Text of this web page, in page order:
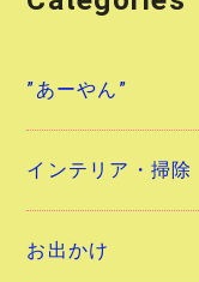
”あーやん”
インテリア・掃除
お出かけ